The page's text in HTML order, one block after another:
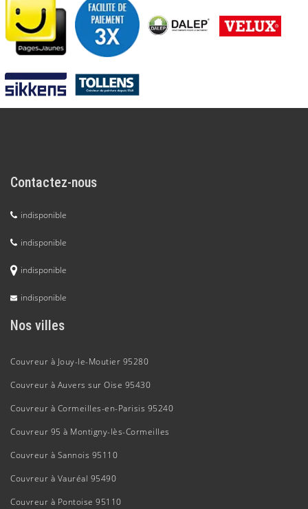
Contactez-nous
indisponible
indisponible
indisponible
indisponible
Nos villes
Couvreur à Jouy-le-Moutier 95280
Couvreur à Auvers sur Oise 95430
Couvreur à Cormeilles-en-Parisis 95240
Couvreur 95 à Montigny-lès-Cormeilles
Couvreur à Sannois 95110
Couvreur à Vauréal 95490
Couvreur à Pontoise 95110